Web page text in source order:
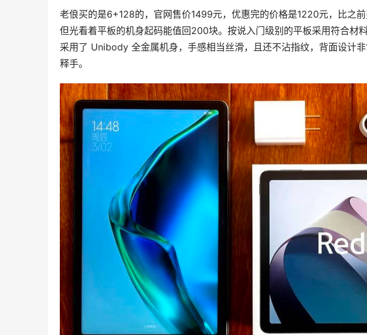
老俍买的是6+128的，官网售价1499元，优惠完的价格是1220元，比之
但光看着平板的机身起码能值回200块。按说入门级别的平板采用符合材
采用了 Unibody 全金属机身，手感相当丝滑，且还不沾指纹，背面设计
释手。